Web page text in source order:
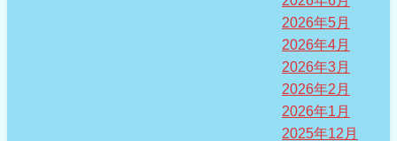
2026年5月
2026年4月
2026年3月
2026年2月
2026年1月
2025年12月